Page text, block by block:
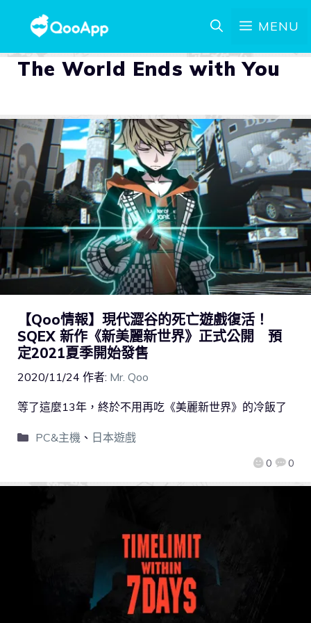
MENU
The World Ends with You
【Qoo情報】現代澀谷的死亡遊戲復活！
SQEX 新作《新美麗新世界》正式公開 預
定2021夏季開始發售
2020/11/24 作者: Mr. Qoo
0 0
等了這麼13年，終於不用再吃《美麗新世界》的冷飯了
PC&主機、 日本遊戲